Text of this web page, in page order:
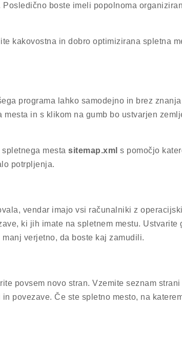
boste imeli popolnoma
kakovostna in dobro optimizirana spletna
programa lahko samodejno in brez znanja
in s klikom na gumb bo ustvarjen
mesta sitemap.xml s pomočjo
potrpljenja.
vendar imajo vsi računalniki z
ki jih imate na spletnem mestu. Ustvarite
verjetno, da boste kaj zamudili.
povsem novo stran. Vzemite seznam strani
povezave. Če ste spletno mesto, na